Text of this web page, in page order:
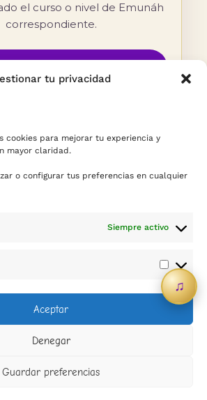
tu privacidad
cookies para mejorar tu experiencia y
mayor claridad.
o configurar tus preferencias en cualquier
Siempre activo
Aceptar
Denegar
Guardar preferencias
el curso o nivel de Emunáh
correspondiente.
info@sicreescreas.com
Política de cookies
♫